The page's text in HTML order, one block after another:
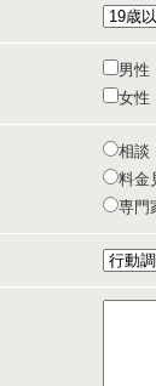
男性
女性
相談
料金
専門